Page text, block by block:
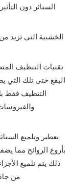
الستائر دون
الخشبية التي تزيد
تقنيات التنظيف
البقع حتى تلك التي
التنظيف فقط
تعطير وتلميع
بأروع الروائح مما
ذلك يتم تلميع
من